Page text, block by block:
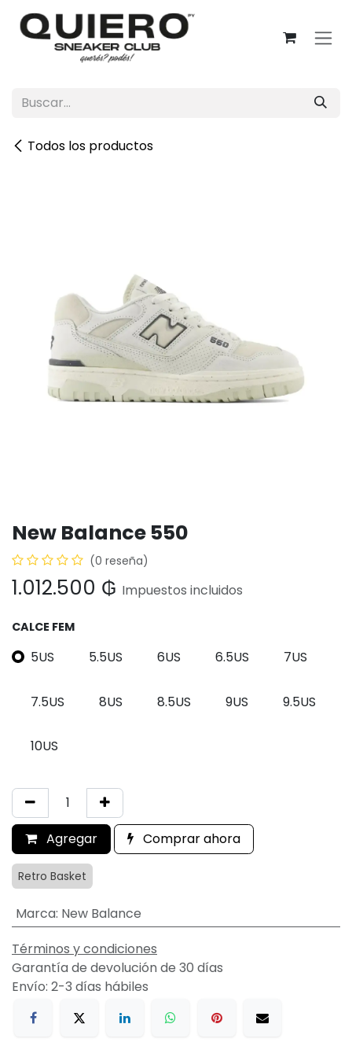
Ir al contenido
Todos los productos
New Balance 550
(0 reseña)
1.012.500 ₲ Impuestos incluidos
CALCE FEM
5US 5.5US 6US 6.5US 7US
7.5US 8US 8.5US 9US 9.5US
10US
Agregar Comprar ahora
Retro Basket
Marca: New Balance
Términos y condiciones
Garantía de devolución de 30 días
Envío: 2-3 días hábiles